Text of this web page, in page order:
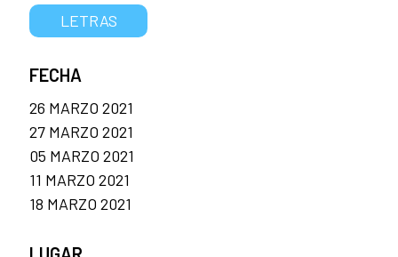
LETRAS
FECHA
26 MARZO 2021
27 MARZO 2021
05 MARZO 2021
11 MARZO 2021
18 MARZO 2021